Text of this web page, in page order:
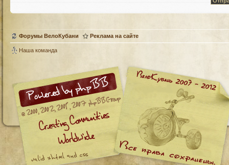
Форумы ВелоКубани Реклама на сайте
Наша команда